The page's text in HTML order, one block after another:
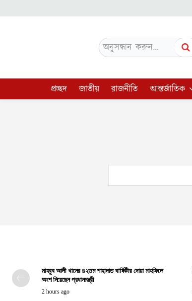
অনুসন্ধান করুন...
প্রচ্ছদ জাতীয় রাজনীতি আন্তর্জাতিক
মাহবুব আলী খানের ৪২তম শাহাদাত বার্ষিকীর দোয়া মাহফিলে
অংশ নিয়েছেন প্রধানমন্ত্রী
2 hours ago